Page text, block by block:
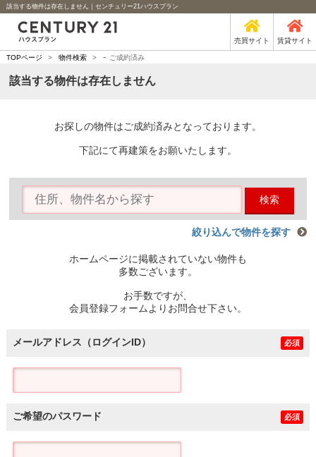
該当する物件は存在しません｜センチュリー21ハウスプラン
売買サイト 賃貸サイト
TOPページ > 物件検索 > - ご成約済み
該当する物件は存在しません
お探しの物件はご成約済みとなっております。
下記にて再建策をお願いたします。
検索
絞り込んで物件を探す
ホームページに掲載されていない物件も
多数ございます。
お手数ですが、
会員登録フォームよりお問合せ下さい。
メールアドレス（ログインID） 必須
ご希望のパスワード 必須